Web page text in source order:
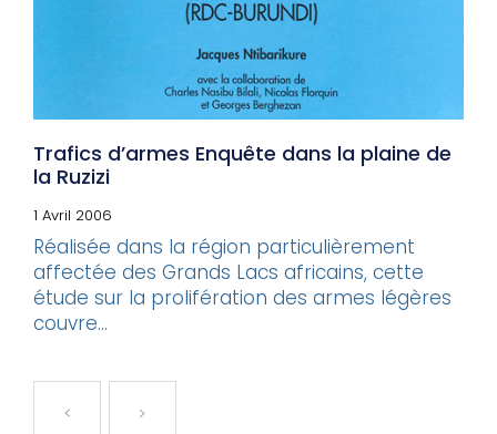
Trafics d’armes Enquête dans la plaine de
la Ruzizi
1 Avril 2006
Réalisée dans la région particulièrement
affectée des Grands Lacs africains, cette
étude sur la prolifération des armes légères
couvre...